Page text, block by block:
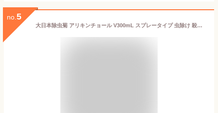
no. 5
大日本除虫菊 アリキンチョール V300mL スプレータイプ 虫除け 殺虫 防虫剤